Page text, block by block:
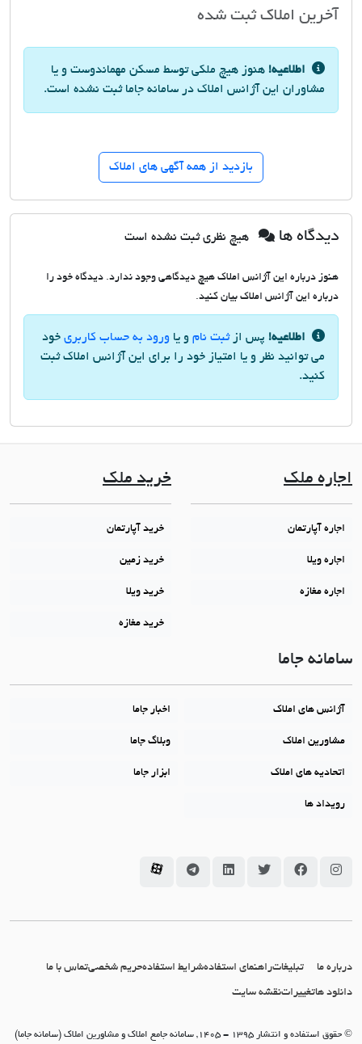
آخرین املاک ثبت شده
اطلاعیه! هنوز هیچ ملکی توسط مسکن مهماندوست و یا
مشاوران این آژانس املاک در سامانه جاما ثبت نشده است.
بازدید از همه آگهی های املاک
دیدگاه ها هیچ نظری ثبت نشده است
هنوز درباره این آژانس املاک هیچ دیدگاهی وجود ندارد. دیدگاه خود را
درباره این آژانس املاک بیان کنید.
اطلاعیه! پس ازثبت نام و یا ورود به حساب کاربری خود
می توانید نظر و یا امتیاز خود را برای این آژانس املاک ثبت
کنید.
اجاره ملک
اجاره آپارتمان
اجاره ویلا
اجاره مغازه
خرید ملک
خرید آپارتمان
خرید زمین
خرید ویلا
خرید مغازه
سامانه جاما
آژانس های املاک اخبار جاما
مشاورین املاک وبلاگ جاما
اتحادیه های املاک ابزار جاما
رویداد ها
سامانه جاما در اینستاگرام
سامانه جاما در فیسبوک
سامانه جاما در توئیتر
سامانه جاما در لینکداین
سامانه جاما در تلگرام
سامانه جاما در آپارات
درباره ما تبلیغاتراهنمای استفادهشرایط استفادهحریم شخصیتماس با ما
دانلود هاتغییراتنقشه سایت
© حقوق استفاده و انتشار 1395 - 1405, سامانه جامع املاک و مشاورین املاک (سامانه جاما)